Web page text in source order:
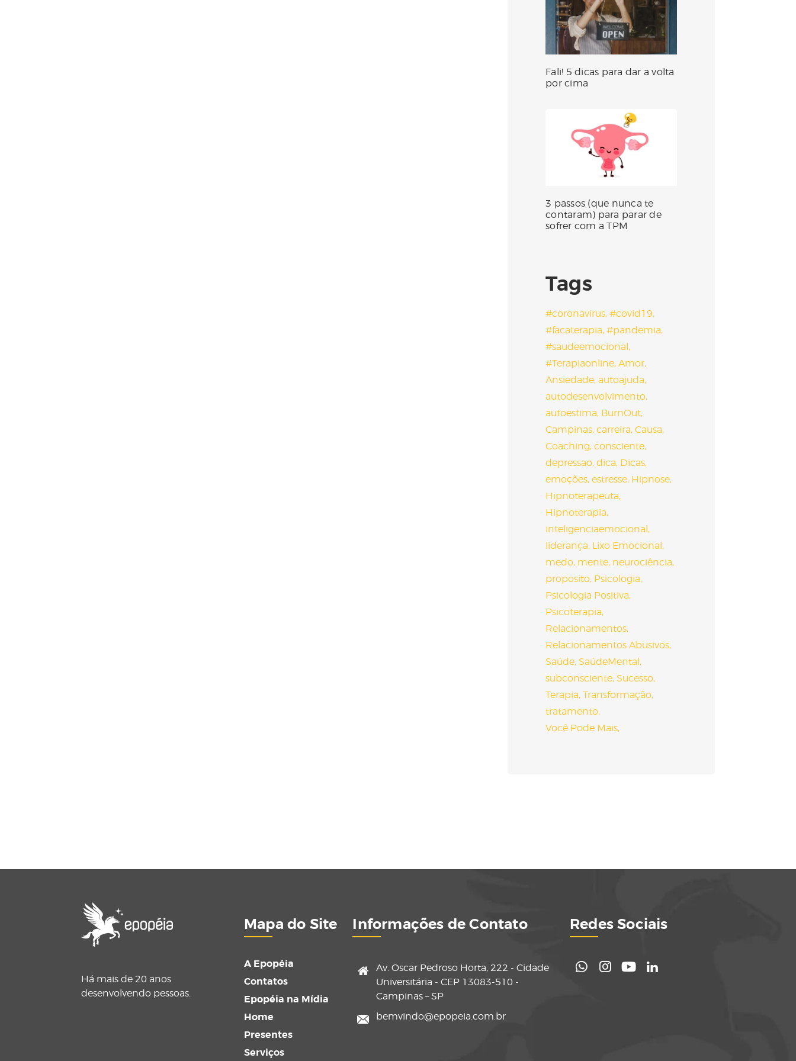
Fali! 5 dicas para dar a volta
por cima
3 passos (que nunca te
contaram) para parar de
sofrer com a TPM
Tags
#coronavirus #covid19
#facaterapia #pandemia
#saudeemocional
#Terapiaonline Amor
Ansiedade autoajuda
autodesenvolvimento
autoestima BurnOut
Campinas carreira Causa
Coaching consciente
depressao dica Dicas
emoções estresse Hipnose
Hipnoterapeuta
Hipnoterapia
inteligenciaemocional
liderança Lixo Emocional
medo mente neurociência
proposito Psicologia
Psicologia Positiva
Psicoterapia
Relacionamentos
Relacionamentos Abusivos
Saúde SaúdeMental
subconsciente Sucesso
Terapia Transformação
tratamento
Você Pode Mais
Há mais de 20 anos
desenvolvendo pessoas.
Mapa do Site
A Epopéia
Contatos
Epopéia na Mídia
Home
Presentes
Serviços
Informações de Contato
Av. Oscar Pedroso Horta, 222 - Cidade
Universitária - CEP 13083-510 -
Campinas – SP
bemvindo@epopeia.com.br
Redes Sociais